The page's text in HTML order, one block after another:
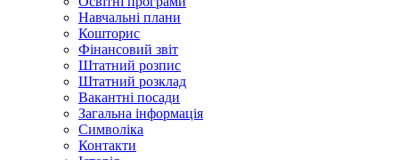
Навчальні плани
Кошторис
Фінансовий звіт
Штатний розпис
Штатний розклад
Вакантні посади
Загальна інформація
Символіка
Контакти